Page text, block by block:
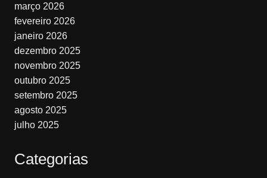
março 2026
fevereiro 2026
janeiro 2026
dezembro 2025
novembro 2025
outubro 2025
setembro 2025
agosto 2025
julho 2025
Categorias